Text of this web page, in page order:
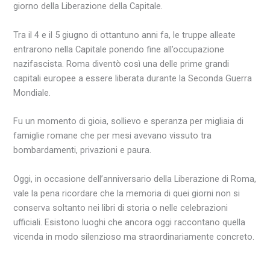
giorno della Liberazione della Capitale.
Tra il 4 e il 5 giugno di ottantuno anni fa, le truppe alleate
entrarono nella Capitale ponendo fine all’occupazione
nazifascista. Roma diventò così una delle prime grandi
capitali europee a essere liberata durante la Seconda Guerra
Mondiale.
Fu un momento di gioia, sollievo e speranza per migliaia di
famiglie romane che per mesi avevano vissuto tra
bombardamenti, privazioni e paura.
Oggi, in occasione dell’anniversario della Liberazione di Roma,
vale la pena ricordare che la memoria di quei giorni non si
conserva soltanto nei libri di storia o nelle celebrazioni
ufficiali. Esistono luoghi che ancora oggi raccontano quella
vicenda in modo silenzioso ma straordinariamente concreto.